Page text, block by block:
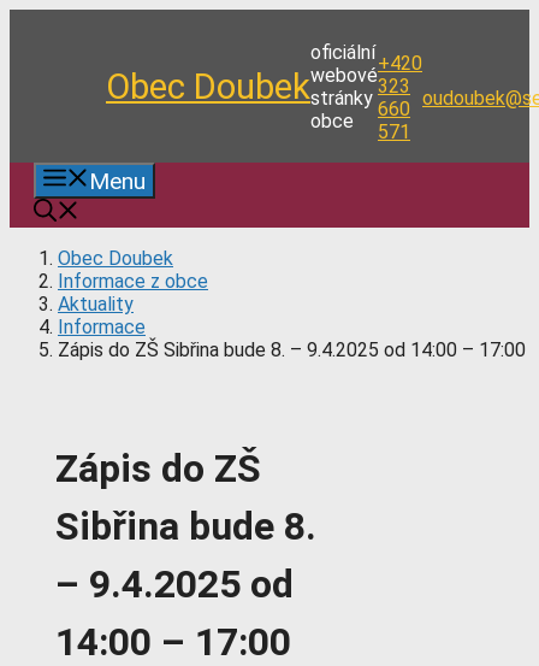
Obec Doubek
oficiální
webové
stránky
obce
+420
323
660
571
Menu
Obec Doubek
Informace z obce
Aktuality
Informace
Zápis do ZŠ Sibřina bude 8. – 9.4.2025 od 14:00 – 17:00
Zápis do ZŠ
Sibřina bude 8.
– 9.4.2025 od
14:00 – 17:00